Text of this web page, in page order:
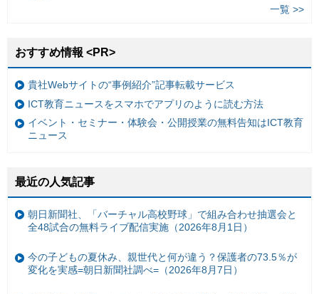
一覧 >>
おすすめ情報 <PR>
貴社Webサイトの“事例紹介”記事転載サービス
ICT教育ニュースをスマホでアプリのように読む方法
イベント・セミナー・体験会・公開授業の無料告知はICT教育
ニュース
最近の人気記事
朝日新聞社、「バーチャル高校野球」で組み合わせ抽選会と
全48試合の無料ライブ配信実施（2026年8月1日）
今の子どもの夏休み、親世代と何が違う？保護者の73.5％が
変化を実感=朝日新聞社調べ=（2026年8月7日）